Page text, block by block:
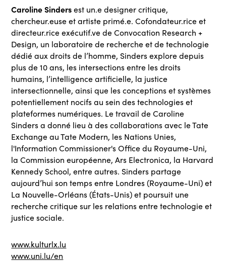
Caroline Sindersest un.e designer critique,
chercheur.euse et artiste primé.e. Cofondateur.rice et
directeur.rice exécutif.ve de Convocation Research +
Design, un laboratoire de recherche et de technologie
dédié aux droits de l’homme, Sinders explore depuis
plus de 10 ans, les intersections entre les droits
humains, l’intelligence artificielle, la justice
intersectionnelle, ainsi que les conceptions et systèmes
potentiellement nocifs au sein des technologies et
plateformes numériques. Le travail de Caroline
Sinders a donné lieu à des collaborations avec le Tate
Exchange au Tate Modern, les Nations Unies,
l'Information Commissioner's Office du Royaume-Uni,
la Commission européenne, Ars Electronica, la Harvard
Kennedy School, entre autres. Sinders partage
aujourd’hui son temps entre Londres (Royaume-Uni) et
La Nouvelle-Orléans (États-Unis) et poursuit une
recherche critique sur les relations entre technologie et
justice sociale.
www.kulturlx.lu
www.uni.lu/en